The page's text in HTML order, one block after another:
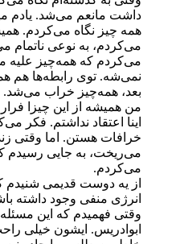
داشت مانعم می‌شد. یادم
همه چیز نگاه می‌کردم.
می‌کردم، به نوعی ناتمام
می‌کردم که همه‌چیز
نمی‌شه. توی رابطه‌ها هم
بعد، همه‌چیز خراب می‌شد.
من همیشه از این چیزا
اینا اعتقاد نداشتم. فکر
خرافات هستن. اما وقتی
می‌ریخت، به جایی رسیدم
می‌کردم.
از یه دوست قدیمی شنیدم
انرژی منفی وجود داشته
وقتی فهمیدم که این
ابوادریس. ایشون خیلی